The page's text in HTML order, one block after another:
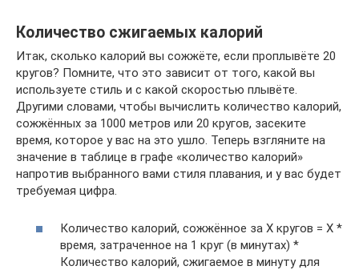
Количество сжигаемых калорий
Итак, сколько калорий вы сожжёте, если проплывёте 20
кругов? Помните, что это зависит от того, какой вы
используете стиль и с какой скоростью плывёте.
Другими словами, чтобы вычислить количество калорий,
сожжённых за 1000 метров или 20 кругов, засеките
время, которое у вас на это ушло. Теперь взгляните на
значение в таблице в графе «количество калорий»
напротив выбранного вами стиля плавания, и у вас будет
требуемая цифра.
Количество калорий, сожжённое за Х кругов = Х *
время, затраченное на 1 круг (в минутах) *
Количество калорий, сжигаемое в минуту для